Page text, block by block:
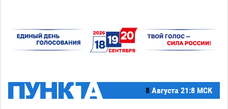
8 Августа 21:8 МСК